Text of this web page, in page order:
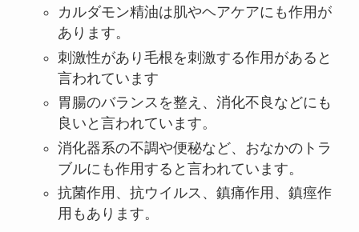
カルダモン精油は肌やヘアケアにも作用が
あります。
刺激性があり毛根を刺激する作用があると
言われています
胃腸のバランスを整え、消化不良などにも
良いと言われています。
消化器系の不調や便秘など、おなかのトラ
ブルにも作用すると言われています。
抗菌作用、抗ウイルス、鎮痛作用、鎮痙作
用もあります。